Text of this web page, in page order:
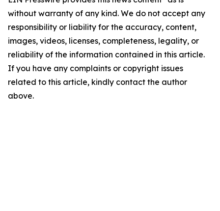
without warranty of any kind. We do not accept any
responsibility or liability for the accuracy, content,
images, videos, licenses, completeness, legality, or
reliability of the information contained in this article.
If you have any complaints or copyright issues
related to this article, kindly contact the author
above.